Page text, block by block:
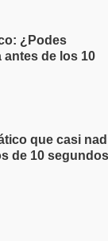
¿Podes
antes de los 10
que casi
de 10 segundos